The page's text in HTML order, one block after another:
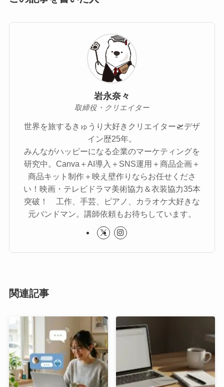
岩永奈々
取締役・クリエイター
世界を旅するきゅうり大好きクリエイター🛫デザ
イン歴25年。
みんながハッピーになる企業のマーケティングを
研究中。Canva＋AI導入＋SNS運用＋商品企画＋
商品キット制作＋映え壁作りならお任せくださ
い！映画・テレビドラマ美術協力＆衣装協力35本
突破！ 工作、手芸、ピアノ、カラオケ大好きな
元バンドマン。講師依頼もお待ちしています。
関連記事